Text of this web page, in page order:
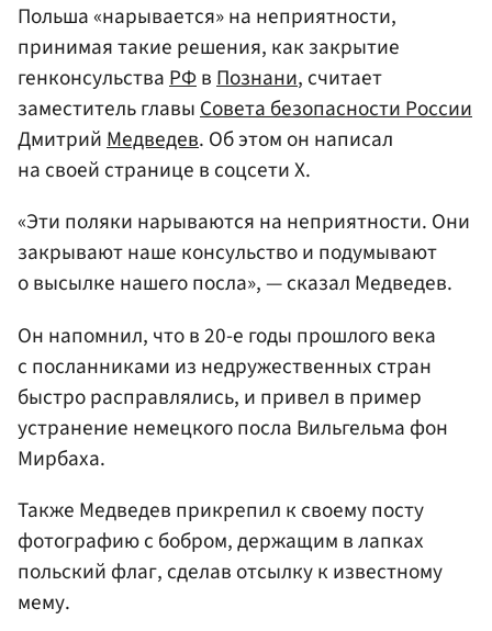
Польша «нарывается» на неприятности,
принимая такие решения, как закрытие
генконсульстваРФвПознани, считает
заместитель главыСовета безопасности России
ДмитрийМедведев. Об этом он написал
на своей странице в соцсети X.
«Эти поляки нарываются на неприятности. Они
закрывают наше консульство и подумывают
о высылке нашего посла», — сказал Медведев.
Он напомнил, что в 20-е годы прошлого века
с посланниками из недружественных стран
быстро расправлялись, и привел в пример
устранение немецкого посла Вильгельма фон
Мирбаха.
Также Медведев прикрепил к своему посту
фотографию с бобром, держащим в лапках
польский флаг, сделав отсылку к известному
мему.